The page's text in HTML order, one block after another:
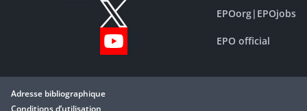
EPOorg| EPOjobs
EPO official
Adresse bibliographique
Conditions d’utilisation